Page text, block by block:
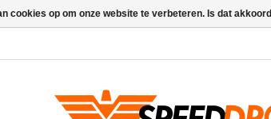
cookies op om onze website te verbeteren. Is dat